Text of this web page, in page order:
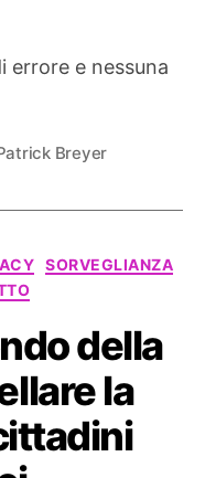
errore e nessuna
Breyer
SORVEGLIANZA
della
la